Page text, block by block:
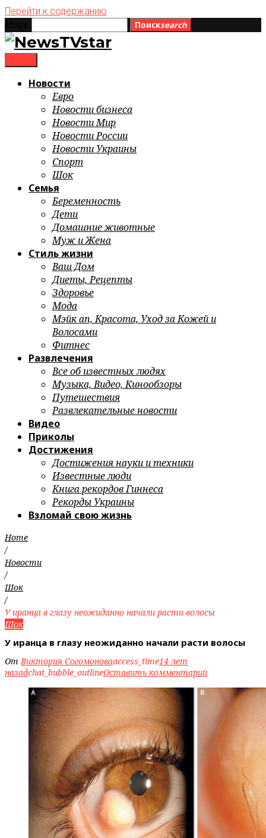
Перейти к содержанию
Поискsearch
Новости
Евро
Новости бизнеса
Новости Мир
Новости России
Новости Украины
Спорт
Шок
Семья
Беременность
Дети
Домашние животные
Муж и Жена
Стиль жизни
Ваш Дом
Диеты, Рецепты
Здоровье
Мода
Мэйк ап, Красота, Уход за Кожей и
Волосами
Фитнес
Развлечения
Все об известных людях
Музыка, Видео, Кинообзоры
Путешествия
Развлекательные новости
Видео
Приколы
Достижения
Достижения науки и техники
Известные люди
Книга рекордов Гиннеса
Рекорды Украины
Взломай свою жизнь
Home
/
Новости
/
Шок
/
У иранца в глазу неожиданно начали расти волосы
Шок
У иранца в глазу неожиданно начали расти волосы
ОтВиктория Согомоноваaccess_time14 лет
назадchat_bubble_outlineОставить комментарий